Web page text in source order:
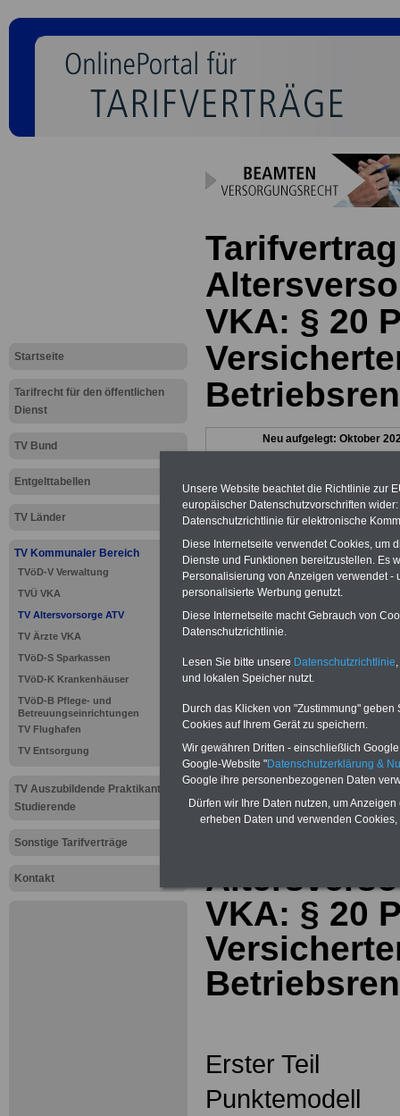
Startseite
Tarifrecht für den öffentlichen
Dienst
TV Bund
Entgelttabellen
TV Länder
TV Kommunaler Bereich
TVöD-V Verwaltung
TVÜ VKA
TV Altersvorsorge ATV
TV Ärzte VKA
TVöD-S Sparkassen
TVöD-K Krankenhäuser
TVöD-B Pflege- und
Betreuungseinrichtungen
TV Flughafen
TV Entsorgung
TV Auszubildende Praktikanten
Studierende
Sonstige Tarifverträge
Kontakt
Tarifvertrag
VKA: § 20
Neu aufgelegt: Oktober
>>>zur
VKA: § 20
Erster Teil
Punktemodell
Unsere Website beachtet die Richtlinie zur
europäischer Datenschutzvorschriften
Datenschutzrichtlinie für elektronische
Diese Internetseite verwendet Cookies, um
Dienste und Funktionen bereitzustellen. Es
Personalisierung von Anzeigen verwendet
personalisierte Werbung genutzt.
Diese Internetseite macht Gebrauch von
Datenschutzrichtlinie.
Lesen Sie bitte unsere Datenschutzrichtlinie
und lokalen Speicher nutzt.
Durch das Klicken von "Zustimmung"
Cookies auf Ihrem Gerät zu speichern.
Wir gewähren Dritten - einschließlich
Google-Website "Datenschutzerklärung &
Google ihre personenbezogenen Daten
Dürfen wir Ihre Daten nutzen, um
erheben Daten und verwenden